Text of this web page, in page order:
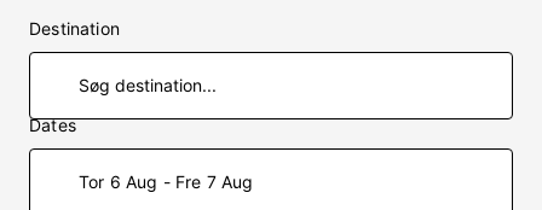
Destination
Dates
Tor 6 Aug - Fre 7 Aug